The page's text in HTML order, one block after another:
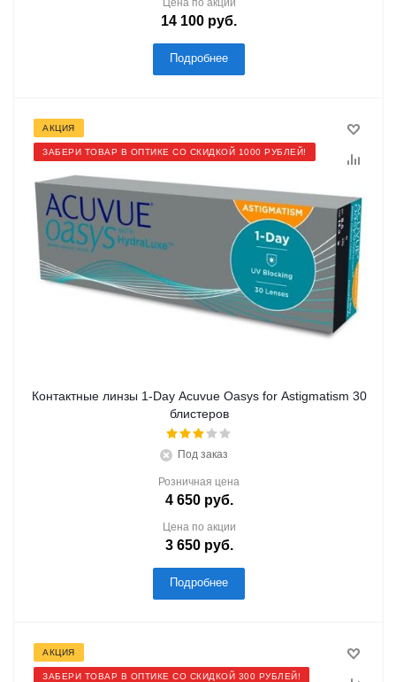
Цена по акции
14 100 руб.
Подробнее
АКЦИЯ
ЗАБЕРИ ТОВАР В ОПТИКЕ СО СКИДКОЙ 1000 РУБЛЕЙ!
Контактные линзы 1-Day Acuvue Oasys for Astigmatism 30
блистеров
Под заказ
Розничная цена
4 650руб.
Цена по акции
3 650руб.
Подробнее
АКЦИЯ
ЗАБЕРИ ТОВАР В ОПТИКЕ СО СКИДКОЙ 300 РУБЛЕЙ!